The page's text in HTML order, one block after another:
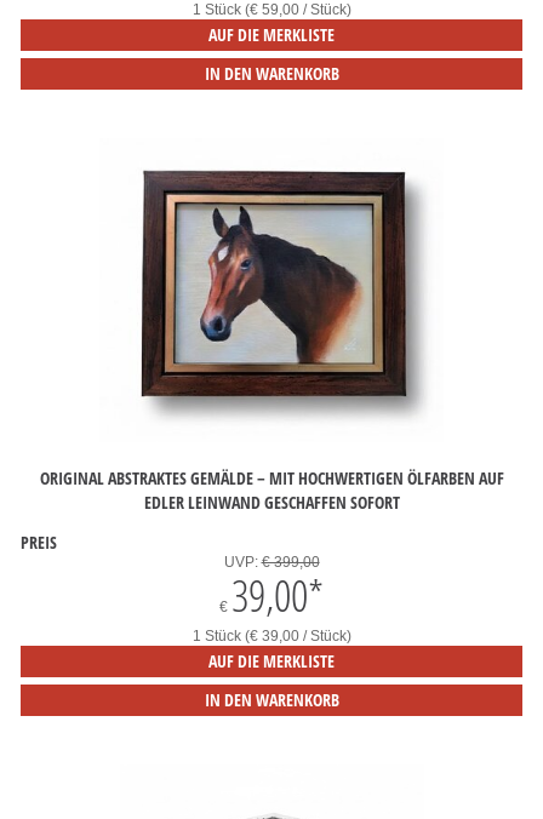
1 Stück (€ 59,00 / Stück)
AUF DIE MERKLISTE
IN DEN WARENKORB
ORIGINAL ABSTRAKTES GEMÄLDE – MIT HOCHWERTIGEN ÖLFARBEN AUF
EDLER LEINWAND GESCHAFFEN SOFORT
PREIS
UVP:€ 399,00
€ 39,00*
1 Stück (€ 39,00 / Stück)
AUF DIE MERKLISTE
IN DEN WARENKORB